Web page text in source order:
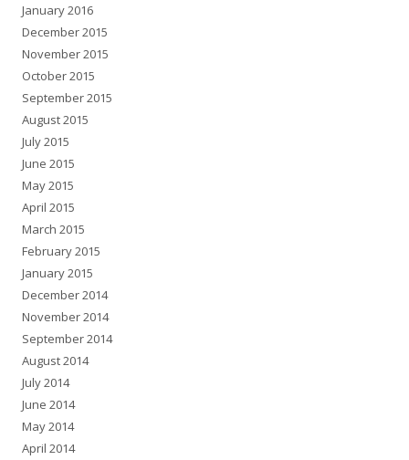
January 2016
December 2015
November 2015
October 2015
September 2015
August 2015
July 2015
June 2015
May 2015
April 2015
March 2015
February 2015
January 2015
December 2014
November 2014
September 2014
August 2014
July 2014
June 2014
May 2014
April 2014